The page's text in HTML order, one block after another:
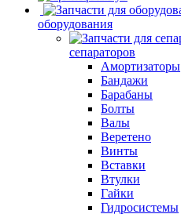
оборудования
сепараторов
Амортизаторы
Бандажи
Барабаны
Болты
Валы
Веретено
Винты
Вставки
Втулки
Гайки
Гидросистемы